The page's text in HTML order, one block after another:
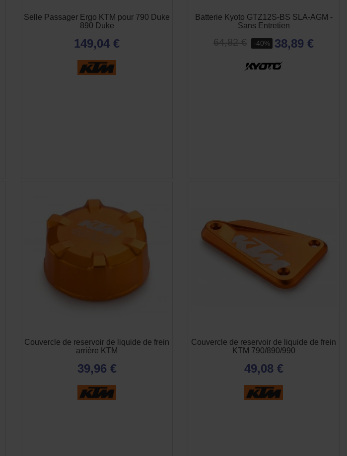
Selle Passager Ergo KTM pour 790 Duke
890 Duke
149,04 €
Batterie Kyoto GTZ12S-BS SLA-AGM -
Sans Entretien
64,82 € -40% 38,89 €
Couvercle de reservoir de liquide de frein
arrière KTM
39,96 €
Couvercle de reservoir de liquide de frein
KTM 790/890/990
49,08 €